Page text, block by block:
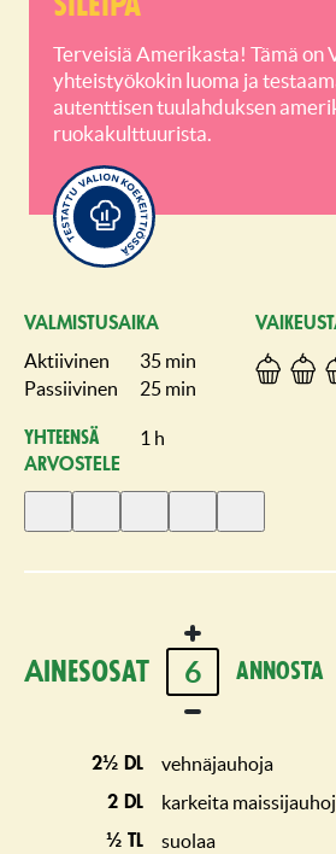
Terveisiä Amerikasta! Tämä on
yhteistyökokin luoma ja
autenttisen tuulahduksen
ruokakulttuurista.
VALMISTUSAIKA
Aktiivinen
35 min
Passiivinen
25 min
Yhteensä 1 h
ARVOSTELE
Ainesosat 6 annosta
2½ dl vehnäjauhoja
2 dl karkeita
½ tl suolaa